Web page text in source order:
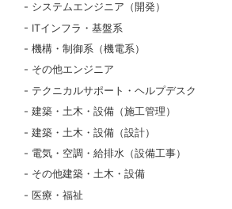
システムエンジニア（開発）
ITインフラ・基盤系
機構・制御系（機電系）
その他エンジニア
テクニカルサポート・ヘルプデスク
建築・土木・設備（施工管理）
建築・土木・設備（設計）
電気・空調・給排水（設備工事）
その他建築・土木・設備
医療・福祉